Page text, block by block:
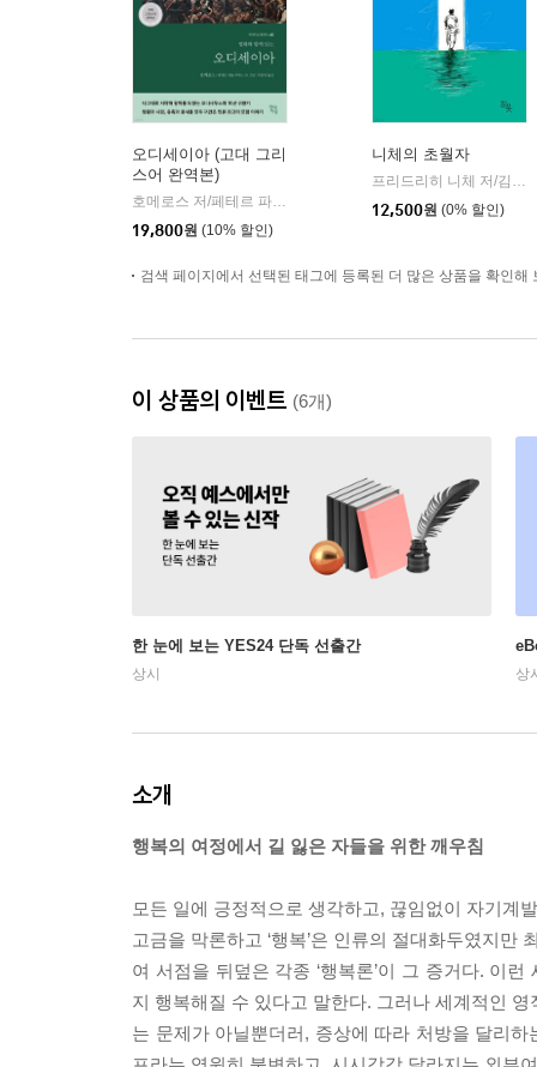
오디세이아 (고대 그리
스어 완역본)
| 현대지성
19,800원 (10% 할인)
니체의 초월자
12,500원 (0% 할인)
검색 페이지에서 선택된 태그에 등록된 더 많은 상품을 확인해
이 상품의 이벤트 (6개)
한 눈에 보는 YES24 단독 선출간
상시 상
소개
행복의 여정에서 길 잃은 자들을 위한 깨우침
모든 일에 긍정적으로 생각하고, 끊임없이 자기계
고금을 막론하고 ‘행복’은 인류의 절대화두였지만
여 서점을 뒤덮은 각종 ‘행복론’이 그 증거다. 이
지 행복해질 수 있다고 말한다. 그러나 세계적인
는 문제가 아닐뿐더러, 증상에 따라 처방을 달리